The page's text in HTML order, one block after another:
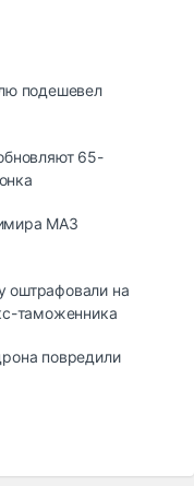
подешевел
65-
МАЗ
оштрафовали на
таможенника
повредили